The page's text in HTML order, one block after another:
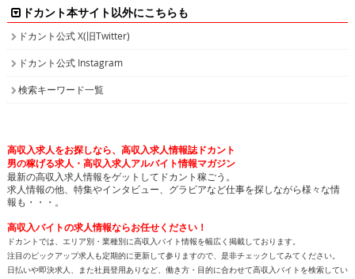
ドカント本サイト以外にこちらも
ドカント公式 X(旧Twitter)
ドカント公式 Instagram
検索キーワード一覧
高収入求人をお探しなら、高収入求人情報誌ドカント
男の稼げる求人・高収入求人アルバイト情報マガジン
最新の高収入求人情報をゲットしてドカント稼ごう。
求人情報の他、特集やインタビュー、グラビアなど仕事を探しながら様々な情
報も・・・。
高収入バイトの求人情報ならお任せください！
ドカントでは、エリア別・業種別に高収入バイト情報を幅広く掲載しております。
注目のピックアップ求人も定期的に更新して参りますので、是非チェックしてみてください。
日払いや即決求人、また社員登用ありなど、働き方・目的に合わせて高収入バイトを検索してい